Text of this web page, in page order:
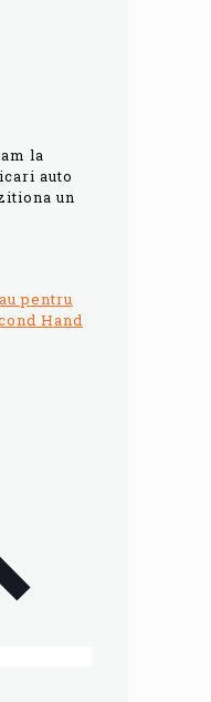
la
auto
un